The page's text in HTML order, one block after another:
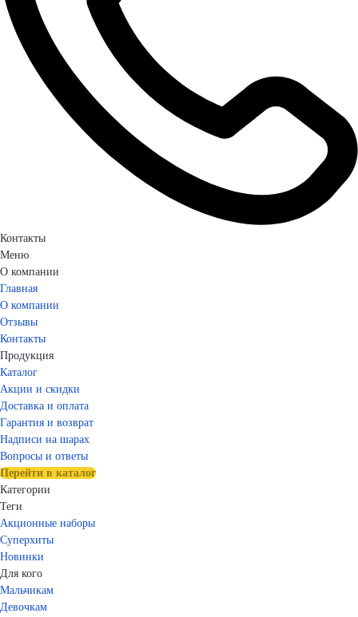
Контакты
Меню
О компании
Главная
О компании
Отзывы
Контакты
Продукция
Каталог
Акции и скидки
Доставка и оплата
Гарантия и возврат
Надписи на шарах
Вопросы и ответы
Перейти в каталог
Категории
Теги
Акционные наборы
Суперхиты
Новинки
Для кого
Мальчикам
Девочкам